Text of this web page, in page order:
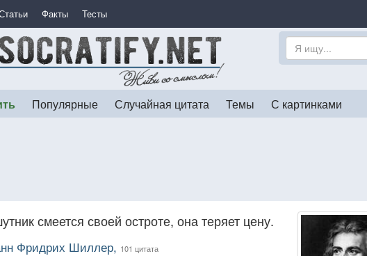
Факты Тесты
Популярные Случайная цитата Темы С картинками
смеется своей остроте, она теряет цену.
Фридрих Шиллер, 101 цитата